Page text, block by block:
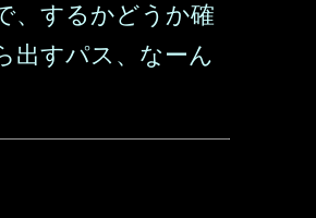
、するかどうか確
出すパス、なーん